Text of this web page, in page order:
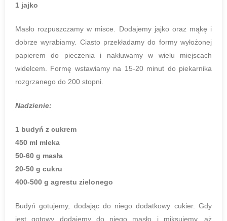
1 jajko
Masło rozpuszczamy w misce. Dodajemy jajko oraz mąkę i
dobrze wyrabiamy. Ciasto przekładamy do formy wyłożonej
papierem do pieczenia i nakłuwamy w wielu miejscach
widelcem. Formę wstawiamy na 15-20 minut do piekarnika
rozgrzanego do 200 stopni.
Nadzienie:
1 budyń z cukrem
450 ml mleka
50-60 g masła
20-50 g cukru
400-500 g agrestu zielonego
Budyń gotujemy, dodając do niego dodatkowy cukier. Gdy
jest gotowy dodajemy do niego masło i miksujemy, aż